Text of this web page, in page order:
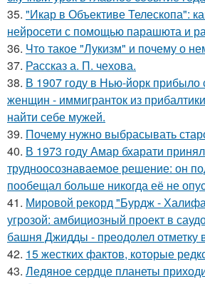
35. "Икар в Объективе Телескопа":
нейросети с помощью парашюта и
36. Что такое "Лукизм" и почему о
37. Рассказ а. П. чехова.
38. В 1907 году в Нью-йорк прибыло
женщин - иммигранток из
найти себе мужей.
39. Почему нужно выбрасывать
40. В 1973 году Амар бхарати
трудноосознаваемое решение: он
пообещал больше никогда её не
41. Мировой рекорд "Бурдж -
угрозой: амбициозный проект в
башня Джидды - преодолел отметку
42. 15 жестких фактов, которые
43. Ледяное сердце планеты